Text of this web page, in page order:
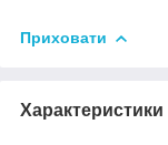
Приховати
Характеристики